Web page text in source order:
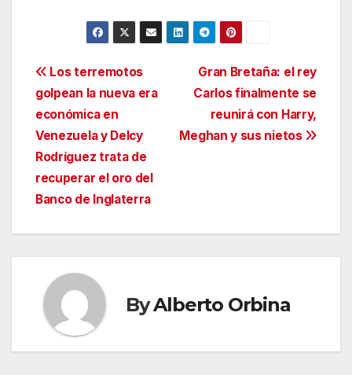
Navegación
de
entradas
Gran Bretaña: el rey
Carlos finalmente se
reunirá con Harry,
Meghan y sus nietos
Los terremotos
golpean la nueva era
económica en
Venezuela y Delcy
Rodríguez trata de
recuperar el oro del
Banco de Inglaterra
ByAlberto Orbina